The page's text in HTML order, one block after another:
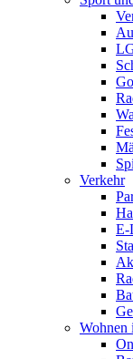
Verkehr
E-
Wohnen